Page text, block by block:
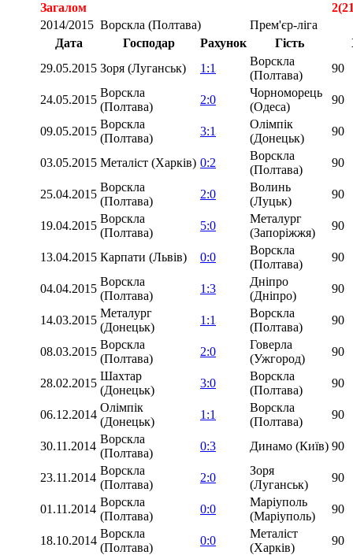
Загалом
2014/2015 Ворскла (Полтава)
Прем'єр-ліга
Дата
Господар Рахунок Гість
29.05.2015 Зоря (Луганськ) 1:1
Ворскла
(Полтава)
90
24.05.2015
Ворскла
(Полтава)
2:0
Чорноморець
(Одеса)
90
09.05.2015
Ворскла
(Полтава)
3:1
Олімпік
(Донецьк)
90
03.05.2015 Металіст (Харків) 0:2
Ворскла
(Полтава)
90
25.04.2015
Ворскла
(Полтава)
2:0
Волинь
(Луцьк)
90
19.04.2015
Ворскла
(Полтава)
5:0
Металург
(Запоріжжя)
90
13.04.2015 Карпати (Львів) 0:0
Ворскла
(Полтава)
90
04.04.2015
Ворскла
(Полтава)
1:3
Дніпро
(Дніпро)
90
14.03.2015
Металург
(Донецьк)
1:1
Ворскла
(Полтава)
90
08.03.2015
Ворскла
(Полтава)
2:0
Говерла
(Ужгород)
90
28.02.2015
Шахтар
(Донецьк)
3:0
Ворскла
(Полтава)
90
06.12.2014
Олімпік
(Донецьк)
1:1
Ворскла
(Полтава)
90
30.11.2014
Ворскла
(Полтава)
0:3 Динамо (Київ) 90
23.11.2014
Ворскла
(Полтава)
2:0
Зоря
(Луганськ)
90
01.11.2014
Ворскла
(Полтава)
0:0
Маріуполь
(Маріуполь)
90
18.10.2014
Ворскла
(Полтава)
0:0
Металіст
(Харків)
90